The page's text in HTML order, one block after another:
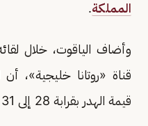
المملكة.
وأضاف الياقوت، خلال
قناة «روتانا خليجية»، أن
قيمة الهدر بقرابة 28 إلى 31 مليار ريال سنويا.